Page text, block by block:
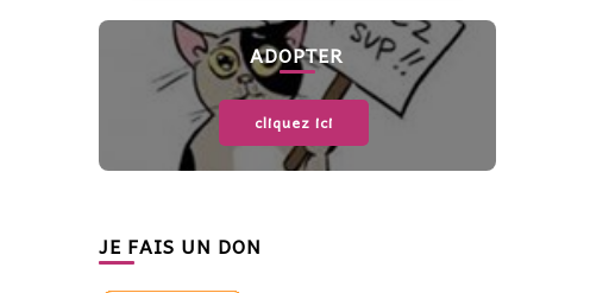
ADOPTER
cliquez ici
JE FAIS UN DON